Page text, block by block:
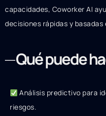
capacidades, Coworker AI
decisiones rápidas y
Qué puede
Análisis predictivo para
riesgos.